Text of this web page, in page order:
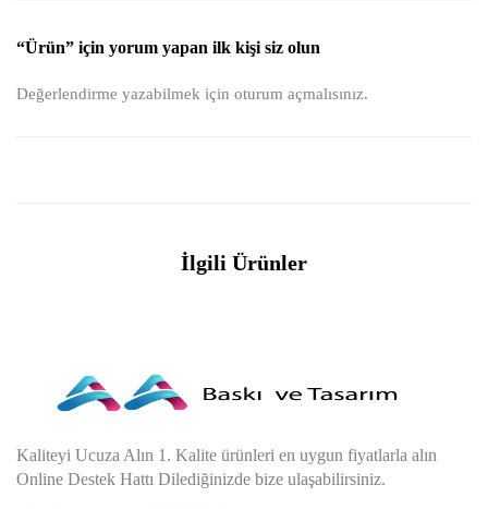
“Ürün” için yorum yapan ilk kişi siz olun
Değerlendirme yazabilmek için oturum açmalısınız.
İlgili Ürünler
Kaliteyi Ucuza Alın 1. Kalite ürünleri en uygun fiyatlarla alın
Online Destek Hattı Dilediğinizde bize ulaşabilirsiniz.